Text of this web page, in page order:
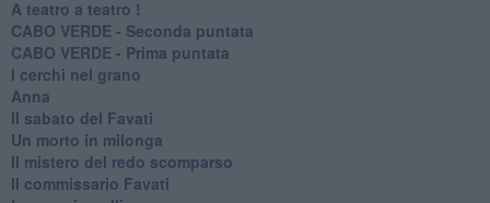
A teatro a teatro !
CABO VERDE - Seconda puntata
CABO VERDE - Prima puntata
I cerchi nel grano
Anna
Il sabato del Favati
Un morto in milonga
Il mistero del redo scomparso
Il commissario Favati